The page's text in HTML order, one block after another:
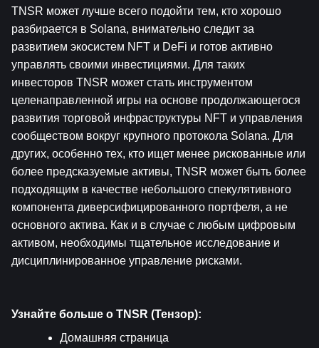
TNSR может лучше всего подойти тем, кто хорошо
разбирается в Solana, внимательно следит за
развитием экосистем NFT и DeFi и готов активно
управлять своими инвестициями. Для таких
инвесторов TNSR может стать инструментом
целенаправленной игры на основе продолжающегося
развития торговой инфраструктуры NFT и управления
сообществом вокруг крупного протокола Solana. Для
других, особенно тех, кто ищет менее рискованные или
более предсказуемые активы, TNSR может быть более
подходящим в качестве небольшого спекулятивного
компонента диверсифицированного портфеля, а не
основного актива. Как и в случае с любым цифровым
активом, необходимы тщательное исследование и
дисциплинированное управление рисками.
Узнайте больше о TNSR (Тензор):
Домашняя страница